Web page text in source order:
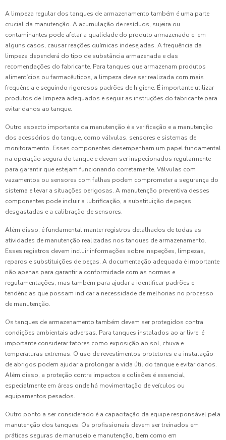
A limpeza regular dos tanques de armazenamento também é uma parte
crucial da manutenção. A acumulação de resíduos, sujeira ou
contaminantes pode afetar a qualidade do produto armazenado e, em
alguns casos, causar reações químicas indesejadas. A frequência da
limpeza dependerá do tipo de substância armazenada e das
recomendações do fabricante. Para tanques que armazenam produtos
alimentícios ou farmacêuticos, a limpeza deve ser realizada com mais
frequência e seguindo rigorosos padrões de higiene. É importante utilizar
produtos de limpeza adequados e seguir as instruções do fabricante para
evitar danos ao tanque.
Outro aspecto importante da manutenção é a verificação e a manutenção
dos acessórios do tanque, como válvulas, sensores e sistemas de
monitoramento. Esses componentes desempenham um papel fundamental
na operação segura do tanque e devem ser inspecionados regularmente
para garantir que estejam funcionando corretamente. Válvulas com
vazamentos ou sensores com falhas podem comprometer a segurança do
sistema e levar a situações perigosas. A manutenção preventiva desses
componentes pode incluir a lubrificação, a substituição de peças
desgastadas e a calibração de sensores.
Além disso, é fundamental manter registros detalhados de todas as
atividades de manutenção realizadas nos tanques de armazenamento.
Esses registros devem incluir informações sobre inspeções, limpezas,
reparos e substituições de peças. A documentação adequada é importante
não apenas para garantir a conformidade com as normas e
regulamentações, mas também para ajudar a identificar padrões e
tendências que possam indicar a necessidade de melhorias no processo
de manutenção.
Os tanques de armazenamento também devem ser protegidos contra
condições ambientais adversas. Para tanques instalados ao ar livre, é
importante considerar fatores como exposição ao sol, chuva e
temperaturas extremas. O uso de revestimentos protetores e a instalação
de abrigos podem ajudar a prolongar a vida útil do tanque e evitar danos.
Além disso, a proteção contra impactos e colisões é essencial,
especialmente em áreas onde há movimentação de veículos ou
equipamentos pesados.
Outro ponto a ser considerado é a capacitação da equipe responsável pela
manutenção dos tanques. Os profissionais devem ser treinados em
práticas seguras de manuseio e manutenção, bem como em